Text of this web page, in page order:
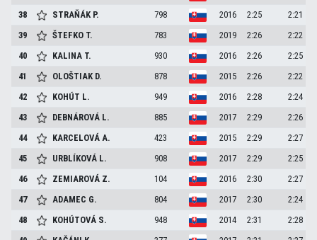
38
STRAŇÁK P. 798 2016 2:25
2:21
39
ŠTEFKO T. 783 2019 2:26
2:22
40
KALINA T. 930 2016 2:26
2:25
41
OLOŠTIAK D. 878 2015 2:26
2:22
42
KOHÚT L. 949 2016 2:28
2:24
43
DEBNÁROVÁ L. 885 2017 2:29
2:26
44
KARCELOVÁA. 423 2015 2:29
2:27
45
URBLÍKOVÁ L. 908 2017 2:29
2:25
46
ZEMIAROVÁ Z. 104 2016 2:30
2:27
47
ADAMEC G. 804 2017 2:30
2:24
48
KOHÚTOVÁ S. 948 2014 2:31
2:28